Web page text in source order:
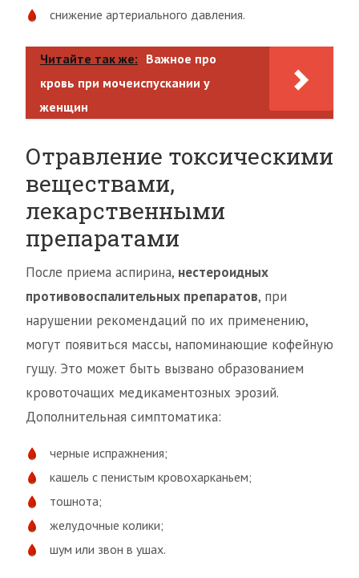
снижение артериального давления.
Читайте так же: Важное про
кровь при мочеиспускании у
женщин
Отравление токсическими
веществами,
лекарственными
препаратами
После приема аспирина, нестероидных
противовоспалительных препаратов, при
нарушении рекомендаций по их применению,
могут появиться массы, напоминающие кофейную
гущу. Это может быть вызвано образованием
кровоточащих медикаментозных эрозий.
Дополнительная симптоматика:
черные испражнения;
кашель с пенистым кровохарканьем;
тошнота;
желудочные колики;
шум или звон в ушах.